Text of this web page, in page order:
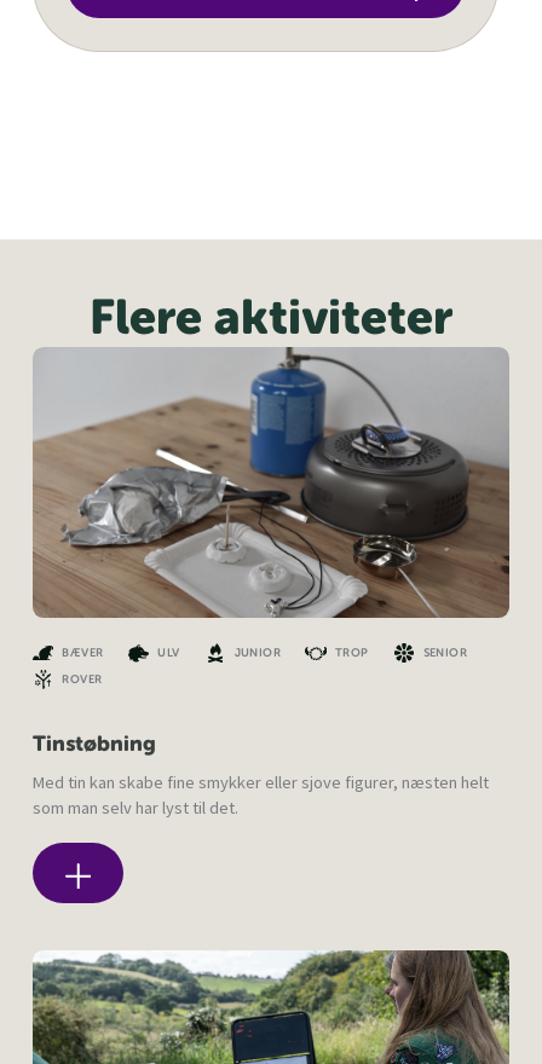
Flere aktiviteter
BÆVER ULV JUNIOR TROP SENIOR
ROVER
Tinstøbning
Med tin kan skabe fine smykker eller sjove figurer, næsten helt
som man selv har lyst til det.